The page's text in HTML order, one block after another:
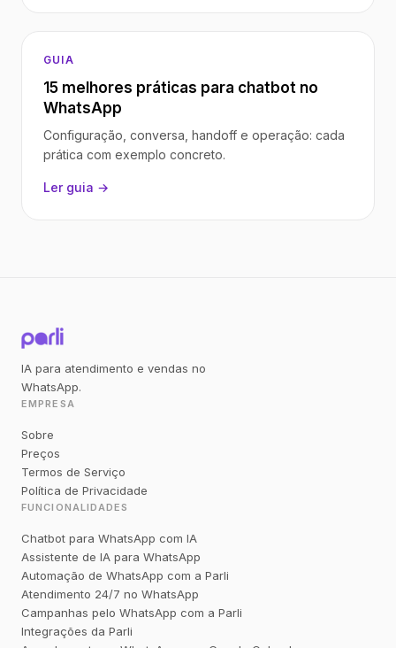
GUIA
15 melhores práticas para chatbot no
WhatsApp
Configuração, conversa, handoff e operação: cada
prática com exemplo concreto.
Ler guia →
IA para atendimento e vendas no
WhatsApp.
EMPRESA
Sobre
Preços
Termos de Serviço
Política de Privacidade
FUNCIONALIDADES
Chatbot para WhatsApp com IA
Assistente de IA para WhatsApp
Automação de WhatsApp com a Parli
Atendimento 24/7 no WhatsApp
Campanhas pelo WhatsApp com a Parli
Integrações da Parli